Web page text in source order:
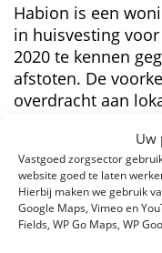
Uw
Vastgoed zorgsector
website goed te laten
Hierbij maken we gebruik
Google Maps, Vimeo en
Fields, WP Go Maps, WP
Habion is een
in huisvesting
2020 te kennen
afstoten. De
overdracht aan
een zorgvuldig
overeenstemming
werd namens